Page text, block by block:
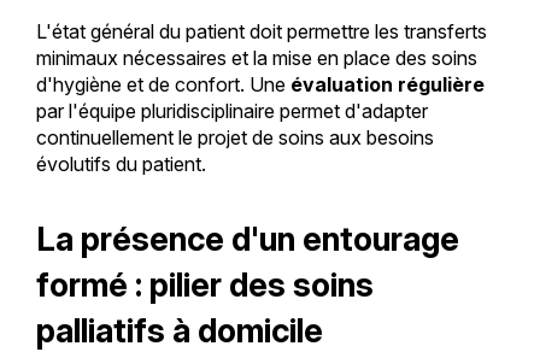
L'état général du patient doit permettre les transferts
minimaux nécessaires et la mise en place des soins
d'hygiène et de confort. Une évaluation régulière
par l'équipe pluridisciplinaire permet d'adapter
continuellement le projet de soins aux besoins
évolutifs du patient.
La présence d'un entourage
formé : pilier des soins
palliatifs à domicile